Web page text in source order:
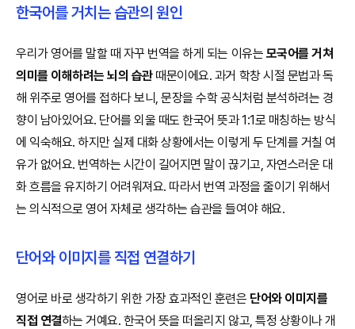
한국어를 거치는 습관의 원인
우리가 영어를 말할 때 자꾸 번역을 하게 되는 이유는 모국어를 거쳐
의미를 이해하려는 뇌의 습관때문이에요. 과거 학창 시절 문법과 독
해 위주로 영어를 접하다 보니, 문장을 수학 공식처럼 분석하려는 경
향이 남아있어요. 단어를 외울 때도 한국어 뜻과 1:1로 매칭하는 방식
에 익숙해요. 하지만 실제 대화 상황에서는 이렇게 두 단계를 거칠 여
유가 없어요. 번역하는 시간이 길어지면 말이 끊기고, 자연스러운 대
화 흐름을 유지하기 어려워져요. 따라서 번역 과정을 줄이기 위해서
는 의식적으로 영어 자체로 생각하는 습관을 들여야 해요.
단어와 이미지를 직접 연결하기
영어로 바로 생각하기 위한 가장 효과적인 훈련은 단어와 이미지를
직접 연결하는 거예요. 한국어 뜻을 떠올리지 않고, 특정 상황이나 개